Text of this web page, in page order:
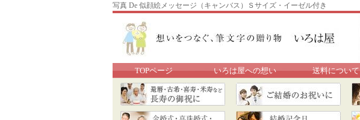
写真 De 似顔絵メッセージ（キャンバス）Ｓサイズ・イーゼル付き
TOPページ いろは屋への想い 送料について